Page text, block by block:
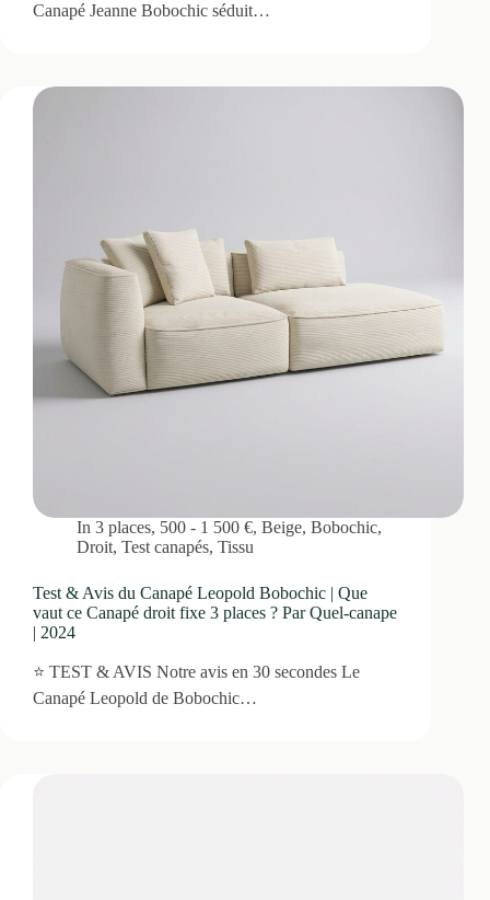
Canapé Jeanne Bobochic séduit…
In 3 places, 500 - 1 500 €,Beige,Bobochic,
Droit, Test canapés, Tissu
Test & Avis du Canapé Leopold Bobochic | Que
vaut ce Canapé droit fixe 3 places ? Par Quel-canape
| 2024
⭐ TEST & AVIS Notre avis en 30 secondes Le
Canapé Leopold de Bobochic…